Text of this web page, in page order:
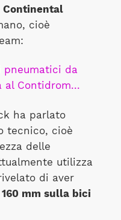
Continental
cioè
pneumatici da
al Contidrom...
ha parlato
tecnico, cioè
delle
utilizza
di aver
160 mm sulla bici